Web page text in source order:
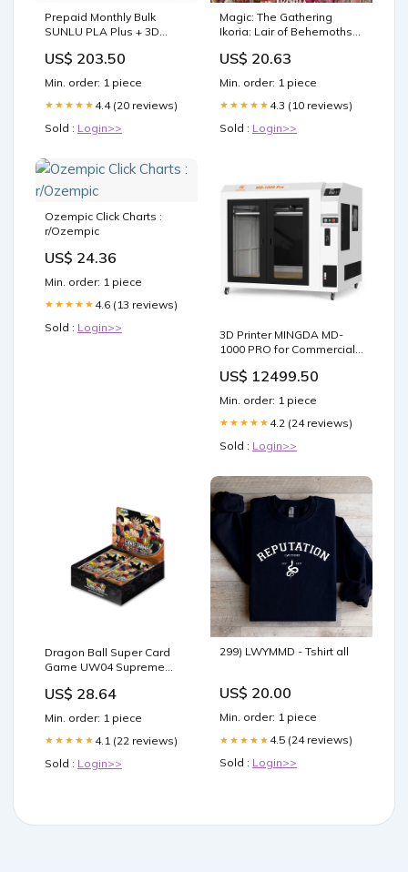
Prepaid Monthly Bulk
SUNLU PLA Plus + 3D
Package Term:12 Months
US$ 203.50
Min. order: 1 piece
★★★★★ 4.4 (20 reviews)
Sold : Login>>
Magic: The Gathering
Ikoria: Lair of Behemoths
Draft Booster Packs (540
US$ 20.63
Min. order: 1 piece
★★★★★ 4.3 (10 reviews)
Sold : Login>>
Ozempic Click Charts :
r/Ozempic
US$ 24.36
Min. order: 1 piece
★★★★★ 4.6 (13 reviews)
Sold : Login>>
3D Printer MINGDA MD-
1000 PRO for Commercial
US$ 12499.50
Min. order: 1 piece
★★★★★ 4.2 (24 reviews)
Sold : Login>>
Dragon Ball Super Card
Game UW04 Supreme
Travelling Man UK
US$ 28.64
Min. order: 1 piece
★★★★★ 4.1 (22 reviews)
Sold : Login>>
299) LWYMMD - Tshirt all
US$ 20.00
Min. order: 1 piece
★★★★★ 4.5 (24 reviews)
Sold : Login>>